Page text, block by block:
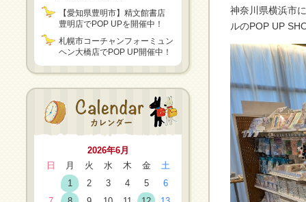
【愛知県豊明市】精文館書店
豊明店でPOP UPを開催中！
札幌市コーチャンフォーミュン
ヘン大橋店でPOP UP開催中！
2026年6月
日
月 火 水 木 金
土
1
2 3 4 5
6
神奈川県横浜市
ルのPOP UP